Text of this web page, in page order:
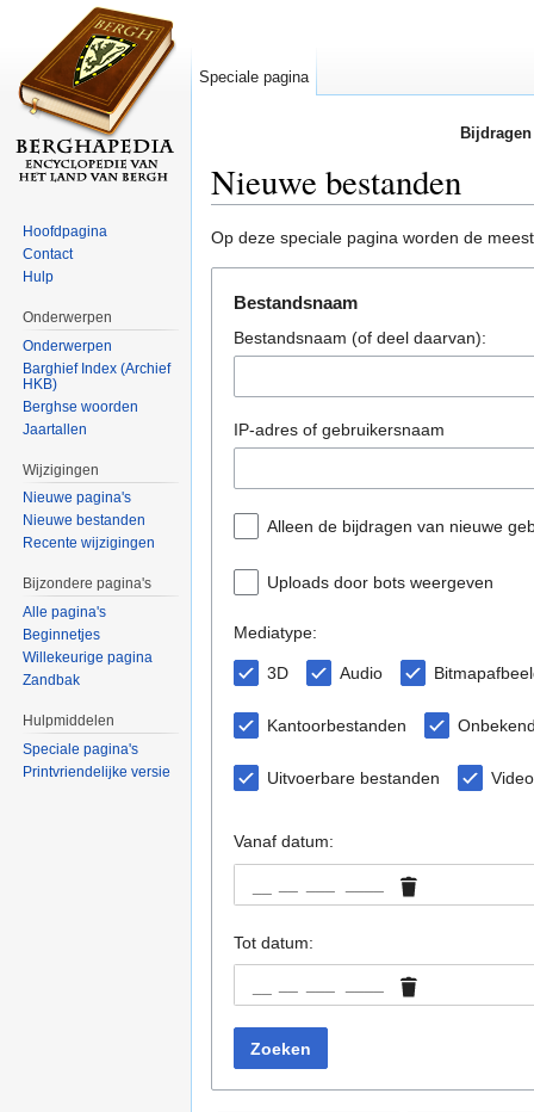
Nieuwe bestanden
Op deze speciale pagina worden de
Bestandsnaam
Bestandsnaam (of deel daarvan):
IP-adres of gebruikersnaam
Alleen de bijdragen van nieuwe
Uploads door bots weergeven
Mediatype:
3D Audio
Kantoorbestanden
Uitvoerbare bestanden
Vanaf datum:
Tot datum:
Zoeken
Speciale pagina
Hoofdpagina
Contact
Hulp
Onderwerpen
Onderwerpen
Barghief Index (Archief
HKB)
Berghse woorden
Jaartallen
Wijzigingen
Nieuwe pagina's
Nieuwe bestanden
Recente wijzigingen
Bijzondere pagina's
Alle pagina's
Beginnetjes
Willekeurige pagina
Zandbak
Hulpmiddelen
Speciale pagina's
Printvriendelijke versie